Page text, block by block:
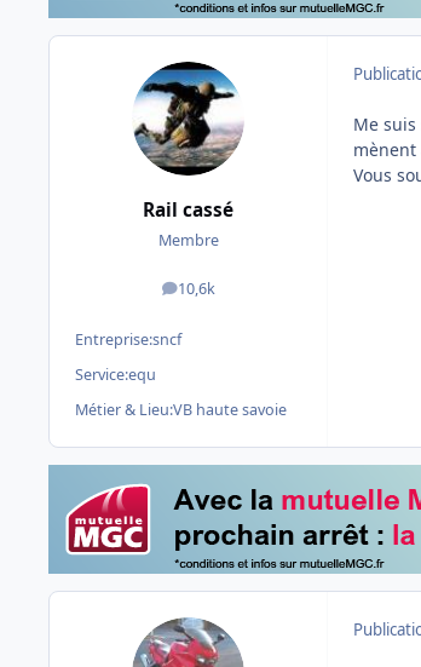
Rail cassé
Membre
10,6k
messages
Entreprise:sncf
Service:equ
Métier & Lieu:VB haute savoie
Me
mènent
Vous